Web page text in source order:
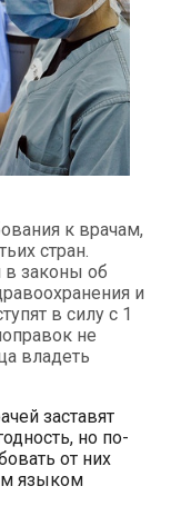
к врачам,
стран.
законы об
и
в силу с 1
не
владеть
заставят
но по-
от них
языком